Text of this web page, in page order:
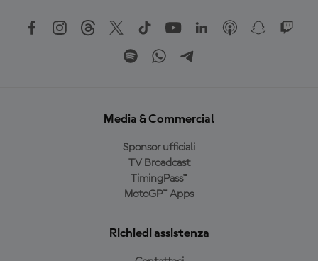
Media & Commercial
Sponsor ufficiali
TV Broadcast
TimingPass™
MotoGP™ Apps
Richiedi assistenza